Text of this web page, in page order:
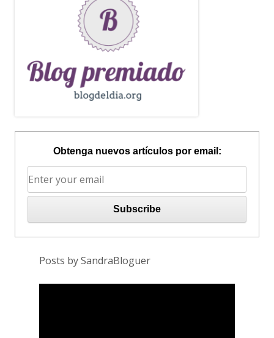
Obtenga nuevos artículos por email:
Posts by SandraBloguer